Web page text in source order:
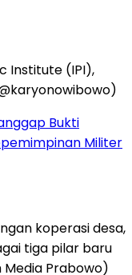
Bukti
Militer